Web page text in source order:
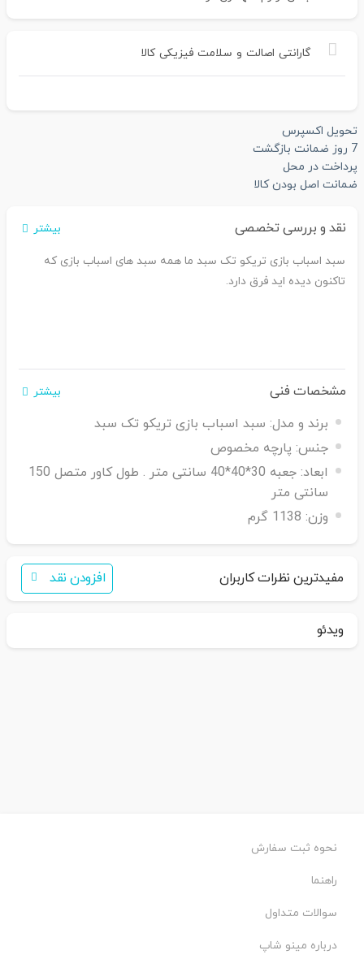
گارانتی اصالت و سلامت فیزیکی کالا
تحویل اکسپرس
7 روز ضمانت بازگشت
پرداخت در محل
ضمانت اصل بودن کالا
نقد و بررسی تخصصی بیشتر
سبد اسباب بازی تریکو تک سبد ما همه سبد های اسباب بازی که
تاکنون دیده اید فرق دارد.
مشخصات فنی بیشتر
برند و مدل: سبد اسباب بازی تریکو تک سبد
جنس: پارچه مخصوص
ابعاد:
جعبه 30*40*40 سانتی متر . طول کاور متصل 150
سانتی متر
وزن: 1138 گرم
مفیدترین نظرات کاربران افزودن نقد
ویدئو
نحوه ثبت سفارش
راهنما
سوالات متداول
درباره مینو شاپ